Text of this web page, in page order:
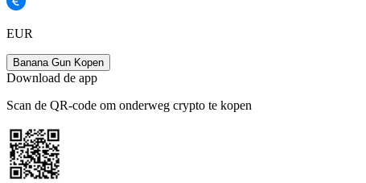
EUR
Banana Gun Kopen
Download de app
Scan de QR-code om onderweg crypto te kopen